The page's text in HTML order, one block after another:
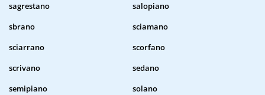
sagrestano
salopiano
sbrano
sciamano
sciarrano
scorfano
scrivano
sedano
semipiano
solano